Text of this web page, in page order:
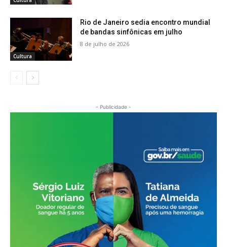
Cultura
Rio de Janeiro sedia encontro mundial
de bandas sinfônicas em julho
8 de julho de 2026
- Publicidade -